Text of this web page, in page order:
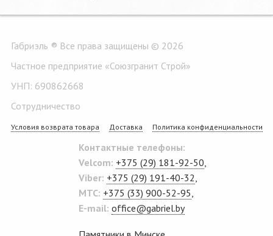
Габриэль ® Все права защищены © 2026
Частное предприятие «Союзгранит Строй»
УНП: 690862668
Сотрудничество
Условия возврата товара Доставка Политика конфиденциальности
Контактные телефоны:
Velcom: +375 (29) 181-92-50
Viber: +375 (29) 191-40-32
MTC: +375 (33) 900-52-95
E-mail: office@gabriel.by